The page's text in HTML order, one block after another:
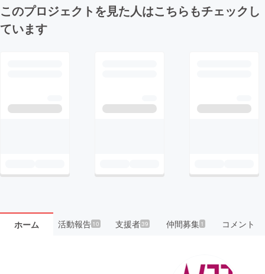
このプロジェクトを見た人はこちらもチェックし
ています
ホーム 活動報告10 支援者39 仲間募集 1 コメント